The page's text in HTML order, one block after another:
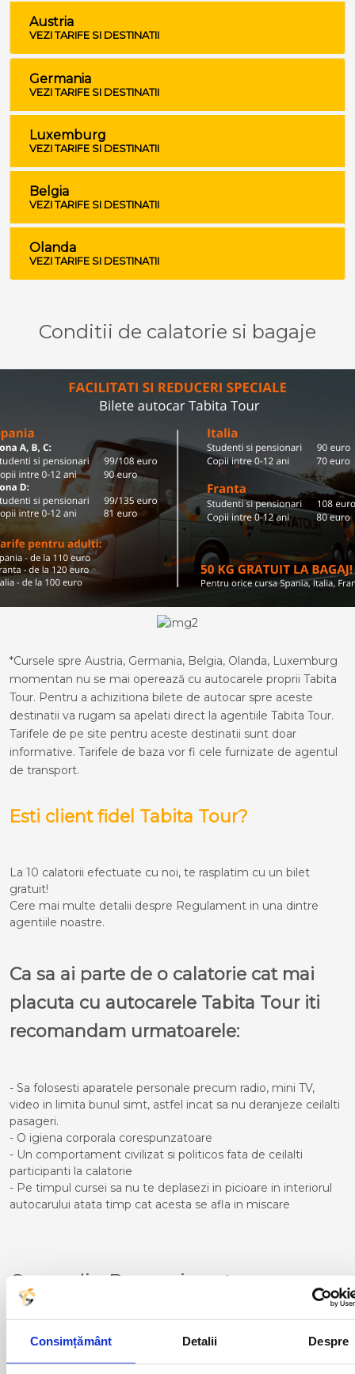
Consimțământ Detalii Despre
Austria
VEZI TARIFE SI DESTINATII
Germania
VEZI TARIFE SI DESTINATII
Luxemburg
VEZI TARIFE SI DESTINATII
Belgia
VEZI TARIFE SI DESTINATII
Olanda
VEZI TARIFE SI DESTINATII
Conditii de calatorie si bagaje
*Cursele spre Austria, Germania, Belgia, Olanda, Luxemburg
momentan nu se mai operează cu autocarele proprii Tabita
Tour. Pentru a achizitiona bilete de autocar spre aceste
destinatii va rugam sa apelati direct la agentiile Tabita Tour.
Tarifele de pe site pentru aceste destinatii sunt doar
informative. Tarifele de baza vor fi cele furnizate de agentul
de transport.
Esti client fidel Tabita Tour?
La 10 calatorii efectuate cu noi, te rasplatim cu un bilet
gratuit!
Cere mai multe detalii despre Regulament in una dintre
agentiile noastre.
Ca sa ai parte de o calatorie cat mai
placuta cu autocarele Tabita Tour iti
recomandam urmatoarele:
- Sa folosesti aparatele personale precum radio, mini TV,
video in limita bunul simt, astfel incat sa nu deranjeze ceilalti
pasageri.
- O igiena corporala corespunzatoare
- Un comportament civilizat si politicos fata de ceilalti
participanti la calatorie
- Pe timpul cursei sa nu te deplasezi in picioare in interiorul
autocarului atata timp cat acesta se afla in miscare
Curse din Romania catre
BRESCIA:
ADJUD
AIUD
MAGLAVIT
MEDGIDIA